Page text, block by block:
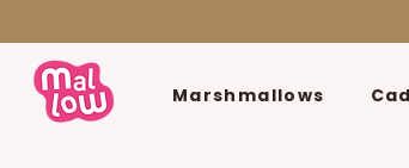
Marshmallows